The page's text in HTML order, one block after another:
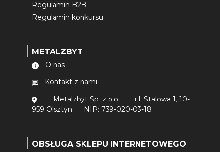
Regulamin B2B
Regulamin konkursu
METALZBYT
O nas
Kontakt z nami
Metalzbyt Sp. z o.o
ul. Stalowa 1, 10-
959 Olsztyn
NIP: 739-020-03-18
OBSŁUGA SKLEPU INTERNETOWEGO